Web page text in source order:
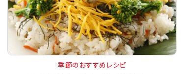
季節のおすすめレシピ